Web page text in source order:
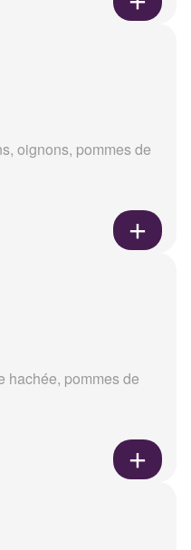
oignons, pommes de
hachée, pommes de